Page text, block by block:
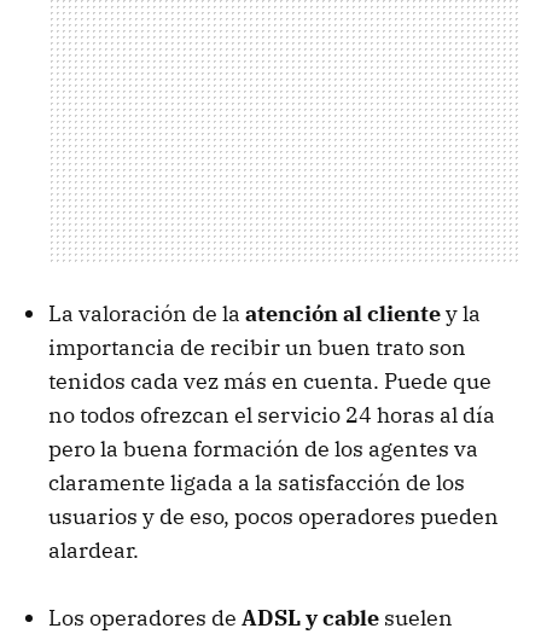
La valoración de la atención al clientey la
importancia de recibir un buen trato son
tenidos cada vez más en cuenta. Puede que
no todos ofrezcan el servicio 24 horas al día
pero la buena formación de los agentes va
claramente ligada a la satisfacción de los
usuarios y de eso, pocos operadores pueden
alardear.
Los operadores de ADSLy cable suelen